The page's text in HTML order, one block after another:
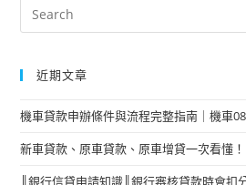
近期文章
機車貸款申辦條件與流程完整指南｜機車
新車貸款、原車貸款、原車增貸一次看懂！
║銀行信貸申請知識║銀行審核貸款時會扣